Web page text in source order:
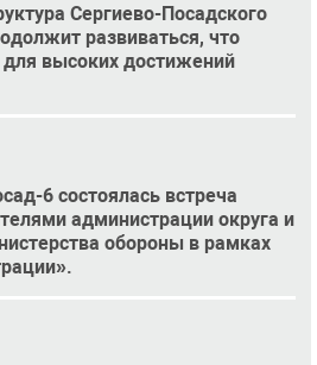
Сергиево-Посадского
развиваться, что
высоких достижений
6 состоялась встреча
администрации округа и
обороны в рамках